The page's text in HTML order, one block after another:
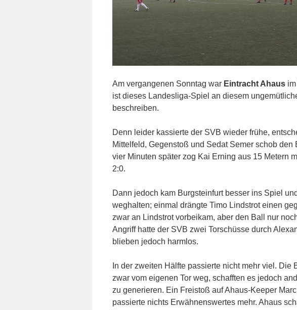
Am vergangenen Sonntag war Eintracht Ahaus
ist dieses Landesliga-Spiel an diesem
beschreiben.
Denn leider kassierte der SVB wieder frühe,
Mittelfeld, Gegenstoß und Sedat Semer schob
vier Minuten später zog Kai Erning aus 15 Metern
2:0.
Dann jedoch kam Burgsteinfurt besser ins Spiel
weghalten; einmal drängte Timo Lindstrot einen
zwar an Lindstrot vorbeikam, aber den Ball nur
Angriff hatte der SVB zwei Torschüsse durch
blieben jedoch harmlos.
In der zweiten Hälfte passierte nicht mehr viel. Die
zwar vom eigenen Tor weg, schafften es jedoch
zu generieren. Ein Freistoß auf Ahaus-Keeper
passierte nichts Erwähnenswertes mehr. Ahaus